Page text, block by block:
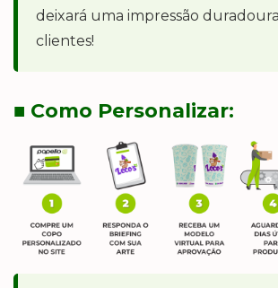
deixará uma impressão
clientes!
■ Como Personalizar: